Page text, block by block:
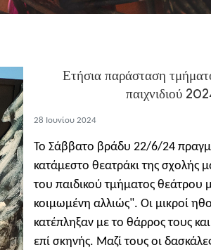
Ετήσια παράσταση
παιχνιδιού
28 Ιουνίου 2024
Το Σάββατο βράδυ 22/6/24
κατάμεστο θεατράκι της σχολής
του παιδικού τμήματος θεάτρου
κοιμωμένη αλλιώς". Οι μικροί
κατέπληξαν με το θάρρος τους
επί σκηνής. Μαζί τους οι